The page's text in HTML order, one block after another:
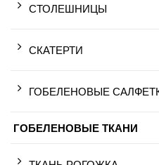
СТОЛЕШНИЦЫ
СКАТЕРТИ
ГОБЕЛЕНОВЫЕ
ГОБЕЛЕНОВЫЕ ТКАНИ